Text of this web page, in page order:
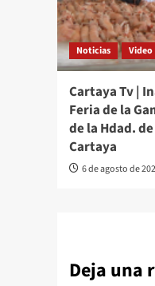
Noticias Video
Cartaya Tv |
Feria de la
de la Hdad.
Cartaya
6 de agosto de
Deja una